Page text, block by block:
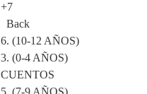
+7
Back
6. (10-12 AÑOS)
3. (0-4 AÑOS)
CUENTOS
5. (7-9 AÑOS)